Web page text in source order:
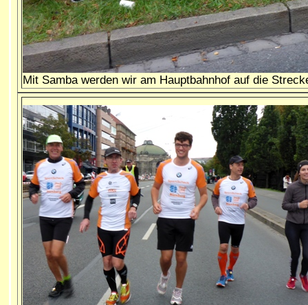
Mit Samba werden wir am Hauptbahnhof auf die